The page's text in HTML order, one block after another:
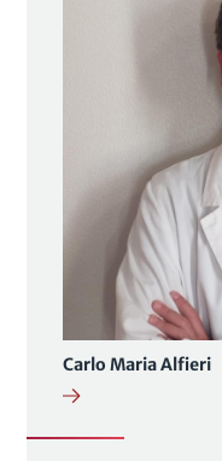
Carlo Maria Alfieri